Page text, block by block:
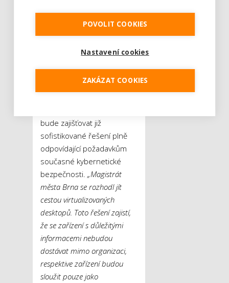
možnost využívat home
office skončila, magistrát
však v současnosti pracuje
bude zajišťovat již
sofistikované řešení plně
odpovídající požadavkům
současné kybernetické
bezpečnosti. „Magistrát
města Brna se rozhodl jít
cestou virtualizovaných
desktopů. Toto řešení zajistí,
že se zařízení s důležitými
informacemi nebudou
dostávat mimo organizaci,
respektive zařízení budou
sloužit pouze jako
POVOLIT COOKIES
Nastavení cookies
ZAKÁZAT COOKIES